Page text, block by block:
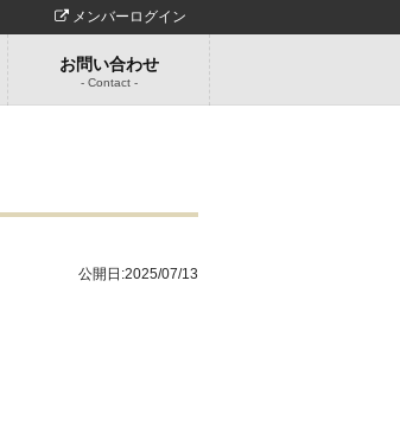
メンバーログイン
お問い合わせ
- Contact -
公開日:2025/07/13